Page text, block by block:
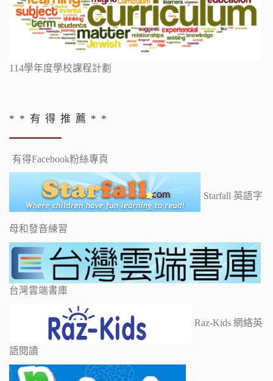
114學年度學校課程計劃
* * 有 得 推 薦 * *
有得Facebook粉絲專頁
Starfall 英語字
母和發音練習
台灣雲端書庫
Raz-Kids 網絡英
語閱讀